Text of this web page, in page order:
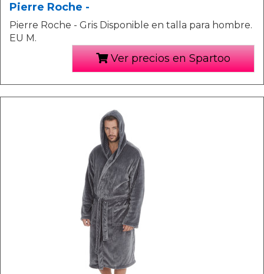
Pierre Roche -
Pierre Roche - Gris Disponible en talla para hombre.
EU M.
Ver precios en Spartoo